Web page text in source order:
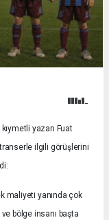
yazarı Fuat
ilgili görüşlerini
maliyeti yanında çok
bölge insanı başta